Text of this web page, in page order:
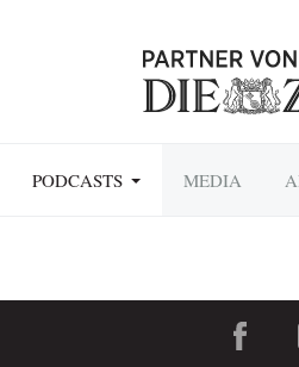
PODCASTS MEDIA